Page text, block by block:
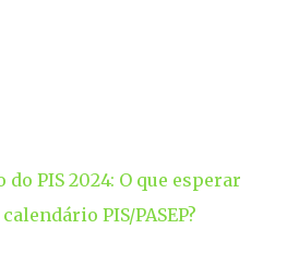
do PIS 2024: O que esperar
PIS/PASEP?